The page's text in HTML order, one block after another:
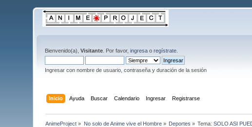
Bienvenido(a),Visitante . Por favor,ingresa oregístrate
Ingresar con nombre de usuario, contraseña y duración de la sesión
Inicio Ayuda Buscar Calendario Ingresar Registrarse
AnimeProject » No solo de Anime vive el Hombre» Deportes » Tema:SOLO ASI